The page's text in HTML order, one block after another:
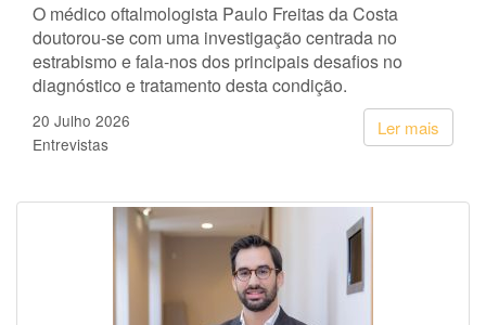
O médico oftalmologista Paulo Freitas da Costa
doutorou-se com uma investigação centrada no
estrabismo e fala-nos dos principais desafios no
diagnóstico e tratamento desta condição.
Ler mais
20 Julho 2026
Entrevistas